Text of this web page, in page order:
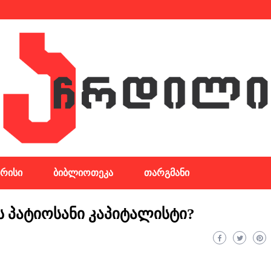
ბიბლიოთეკა თარგმანი
კაპიტალისტი?